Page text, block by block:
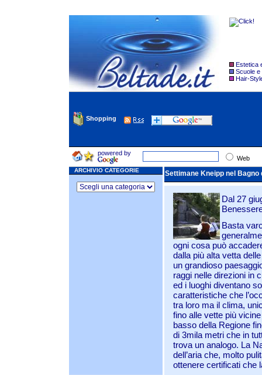
Estetica
Scuole e
Hair-
Shopping
powered by
Web
ARCHIVIO CATEGORIE Settimane Kneipp nel Bagno
Dal 27
Basta
ogni cosa può
dalla più alta vetta
un grandioso
raggi nelle direzioni in
ed i luoghi diventano
caratteristiche che
tra loro ma il clima,
fino alle vette più
basso della Regione
di 3mila metri che in
trova un analogo. La
dell’aria che, molto
ottenere certificati che